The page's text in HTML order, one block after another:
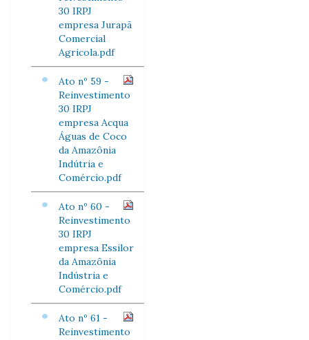
30 IRPJ
empresa Jurapã
Comercial
Agricola.pdf
Ato nº 59 -
Reinvestimento
30 IRPJ
empresa Acqua
Águas de Coco
da Amazônia
Indútria e
Comércio.pdf
Ato nº 60 -
Reinvestimento
30 IRPJ
empresa Essilor
da Amazônia
Indústria e
Comércio.pdf
Ato nº 61 -
Reinvestimento